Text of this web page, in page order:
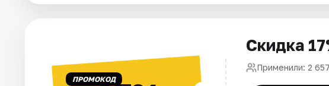
Города
ПРОМОКОД
Скидка
Применили: 2